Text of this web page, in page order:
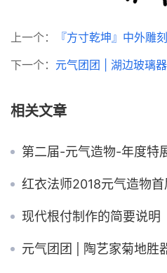
上一个：
『方寸乾坤』中外雕
下一个： 元气团团 | 湖边玻璃
相关文章
第二届-元气造物-年度特
红衣法师2018元气造物
现代根付制作的简要说明
元气团团 | 陶艺家菊地胜